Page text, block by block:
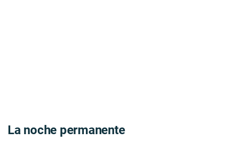
La noche permanente